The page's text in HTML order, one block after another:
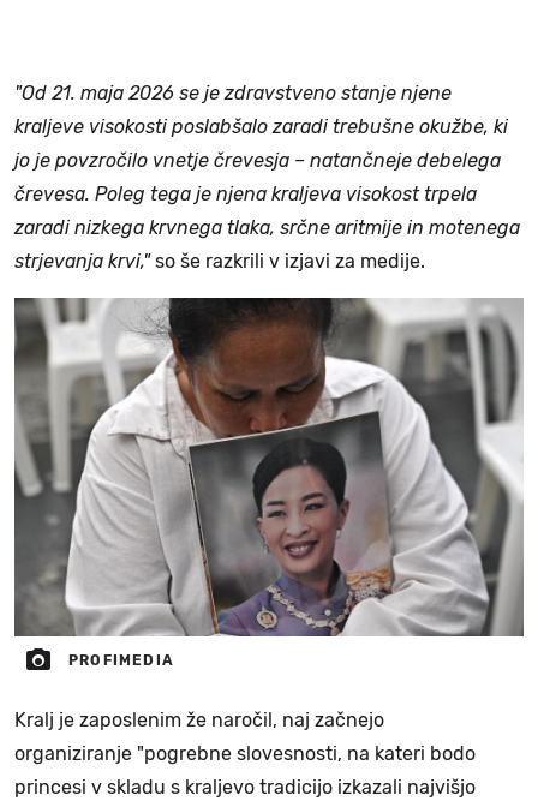
"Od 21. maja 2026 se je zdravstveno stanje njene
kraljeve visokosti poslabšalo zaradi trebušne okužbe, ki
jo je povzročilo vnetje črevesja – natančneje debelega
črevesa. Poleg tega je njena kraljeva visokost trpela
zaradi nizkega krvnega tlaka, srčne aritmije in motenega
strjevanja krvi,"so še razkrili v izjavi za medije.
PROFIMEDIA
Kralj je zaposlenim že naročil, naj začnejo
organiziranje "pogrebne slovesnosti, na kateri bodo
princesi v skladu s kraljevo tradicijo izkazali najvišjo